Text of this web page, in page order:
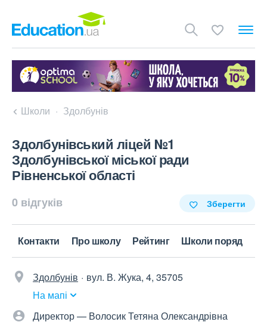
Школи Здолбунів
Здолбунівський ліцей №1
Здолбунівської міської ради
Рівненської області
0 відгуків Зберегти
Контакти Про школу Рейтинг Школи поряд
Здолбунів
вул. В. Жука, 4, 35705
На мапі
Директор — Волосик Тетяна Олександрівна